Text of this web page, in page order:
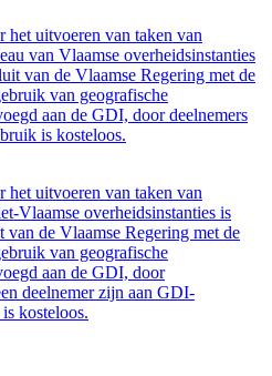
het uitvoeren van taken van
van Vlaamse overheidsinstanties
van de Vlaamse Regering met de
van geografische
aan de GDI, door deelnemers
is kosteloos.
het uitvoeren van taken van
Vlaamse overheidsinstanties is
van de Vlaamse Regering met de
van geografische
aan de GDI, door
deelnemer zijn aan GDI-
kosteloos.